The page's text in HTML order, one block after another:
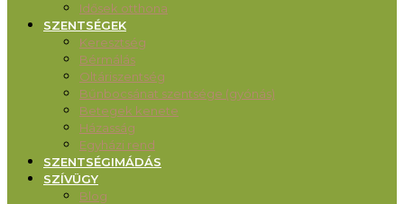
Idősek otthona
SZENTSÉGEK
Keresztség
Bérmálás
Oltáriszentség
Bűnbocsánat szentsége (gyónás)
Betegek kenete
Házasság
Egyházi rend
SZENTSÉGIMÁDÁS
SZÍVÜGY
Blog